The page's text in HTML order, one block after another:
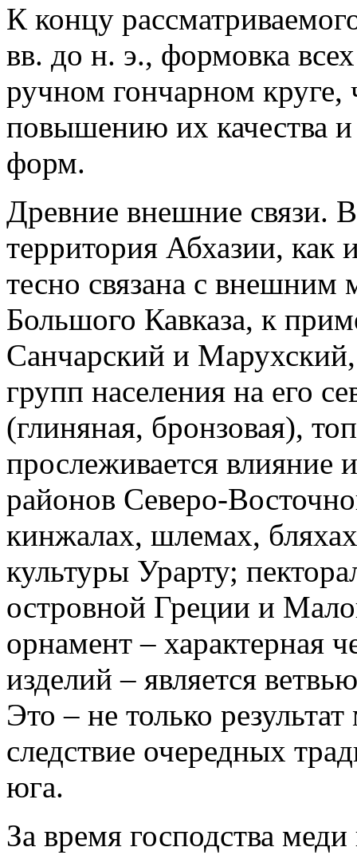
К концу
вв. до н. э., формовка
ручном гончарном круге,
повышению их качества
форм.
Древние внешние связи.
территория Абхазии, как
тесно связана с внешним
Большого Кавказа, к
Санчарский и
групп населения на его
(глиняная, бронзовая),
прослеживается
районов Северо-
кинжалах, шлемах,
культуры Урарту;
островной Греции и
орнамент – характерная
изделий – является
Это – не только
следствие очередных
юга.
За время господства